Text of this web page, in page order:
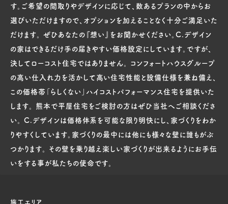
す。ご希望の間取りやデザインに応じて、数あるプランの中からお
選びいただけますので、オプションを加えることなく十分ご満足いた
だけます。 ぜひあなたの『想い』をお聞かせください。C.デザイン
の家はできるだけ手の届きやすい価格設定にしています。ですが、
決してローコスト住宅ではありません。 コンフォートハウスグループ
の高い仕入れ力を活かして高い住宅性能と設備仕様を兼ね備え、
この価格帯「らしくない」ハイコストパフォーマンス住宅を提供いた
します。 熊本で平屋住宅をご検討の方はぜひ当社へご相談くださ
い。 C.デザインは価格体系を可能な限り明快にし、家づくりをわか
りやすくしています。家づくりの最中には他にも様々な壁に誰もがぶ
つかります。 その壁を乗り越え楽しい家づくりが出来るようにお手伝
いをする事が私たちの使命です。
施工エリア